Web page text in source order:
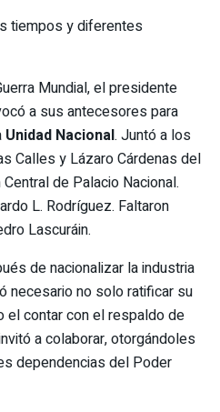
tiempos y diferentes
Mundial, el presidente
a sus antecesores para
Unidad Nacional. Juntó a los
Calles y Lázaro Cárdenas del
de Palacio Nacional.
L. Rodríguez. Faltaron
Lascuráin.
de nacionalizar la industria
necesario no solo ratificar su
el contar con el respaldo de
a colaborar, otorgándoles
dependencias del Poder